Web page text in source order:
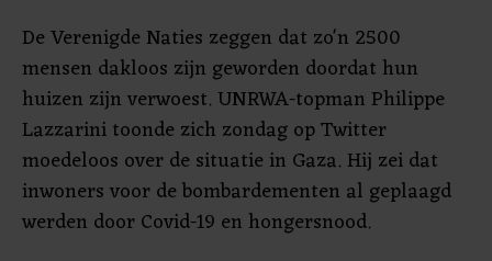
De Verenigde Naties zeggen dat zo'n 2500
mensen dakloos zijn geworden doordat hun
huizen zijn verwoest. UNRWA-topman Philippe
Lazzarini toonde zich zondag op Twitter
moedeloos over de situatie in Gaza. Hij zei dat
inwoners voor de bombardementen al geplaagd
werden door Covid-19 en hongersnood.